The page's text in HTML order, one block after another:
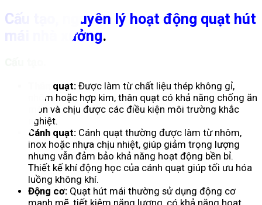
Cấu tạo, nguyên lý hoạt động quạt hút
mái nhà xưởng.
Thân quạt: Được làm từ chất liệu thép không gỉ,
nhôm hoặc hợp kim, thân quạt có khả năng chống ăn
mòn và chịu được các điều kiện môi trường khắc
nghiệt.
Cánh quạt: Cánh quạt thường được làm từ nhôm,
inox hoặc nhựa chịu nhiệt, giúp giảm trọng lượng
nhưng vẫn đảm bảo khả năng hoạt động bền bỉ.
Thiết kế khí động học của cánh quạt giúp tối ưu hóa
luồng không khí.
Động cơ: Quạt hút mái thường sử dụng động cơ
mạnh mẽ, tiết kiệm năng lượng, có khả năng hoạt